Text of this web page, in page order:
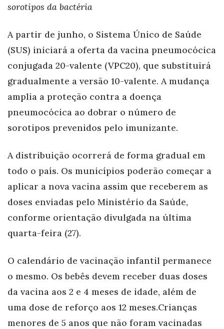
sorotipos da bactéria
A partir de junho, o Sistema Único de Saúde
(SUS) iniciará a oferta da vacina pneumocócica
conjugada 20-valente (VPC20), que substituirá
gradualmente a versão 10-valente. A mudança
amplia a proteção contra a doença
pneumocócica ao dobrar o número de
sorotipos prevenidos pelo imunizante.
A distribuição ocorrerá de forma gradual em
todo o país. Os municípios poderão começar a
aplicar a nova vacina assim que receberem as
doses enviadas pelo Ministério da Saúde,
conforme orientação divulgada na última
quarta-feira (27).
O calendário de vacinação infantil permanece
o mesmo. Os bebês devem receber duas doses
da vacina aos 2 e 4 meses de idade, além de
uma dose de reforço aos 12 meses.Crianças
menores de 5 anos que não foram vacinadas